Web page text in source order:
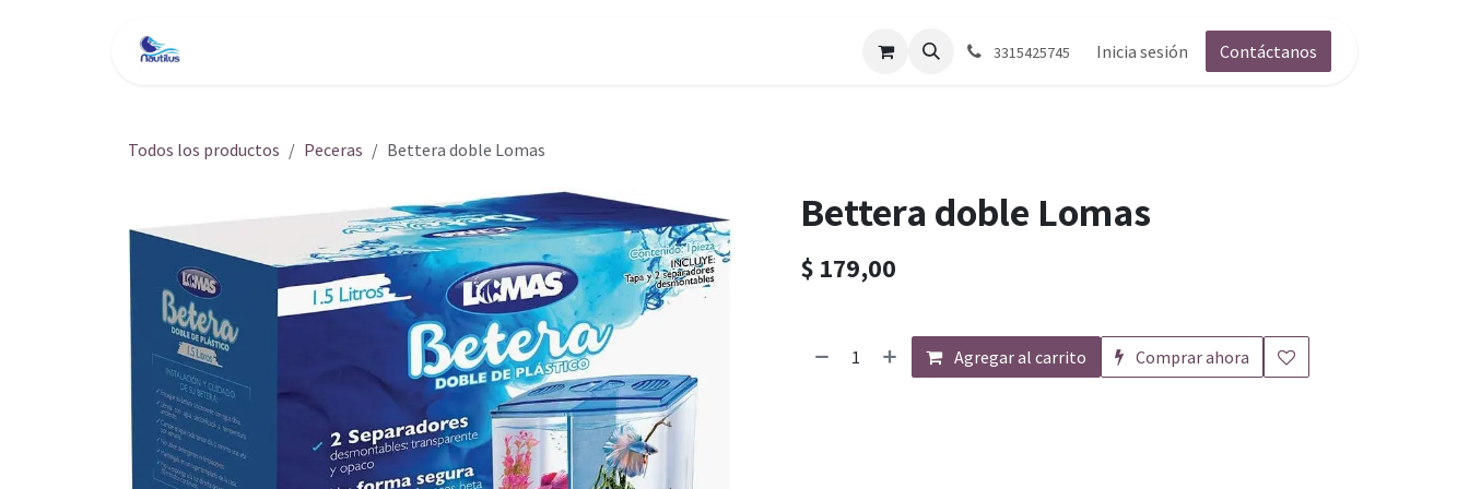
Solicitar cotizacion Blog Contáctenos
3315425745 Inicia sesión Contáctanos
Todos los productos Peceras Bettera doble Lomas
Bettera doble Lomas
$ 179,00
Agregar al carrito Comprar ahora